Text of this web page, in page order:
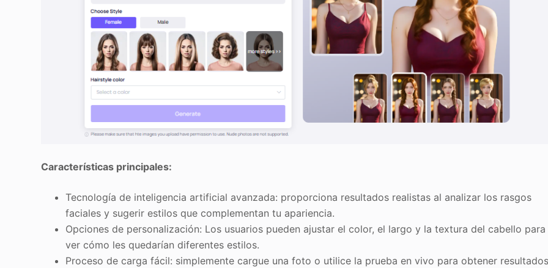
Características principales:
Tecnología de inteligencia artificial avanzada: proporciona resultados realistas al analizar los rasgos
faciales y sugerir estilos que complementan tu apariencia.
Opciones de personalización: Los usuarios pueden ajustar el color, el largo y la textura del cabello para
ver cómo les quedarían diferentes estilos.
Proceso de carga fácil: simplemente cargue una foto o utilice la prueba en vivo para obtener